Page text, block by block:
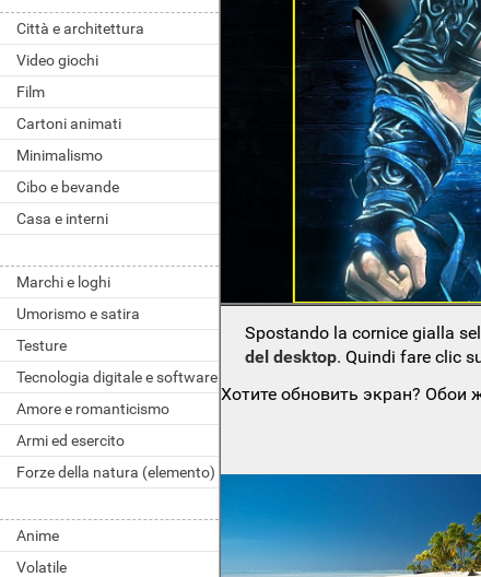
Città e architettura
Video giochi
Film
Cartoni animati
Minimalismo
Cibo e bevande
Casa e interni
Marchi e loghi
Umorismo e satira
Testure
Tecnologia digitale e software
Amore e romanticismo
Armi ed esercito
Forze della natura (elemento)
Anime
Volatile
Spostando la cornice gialla
del desktop. Quindi fare clic
Хотите обновить экран? Обои